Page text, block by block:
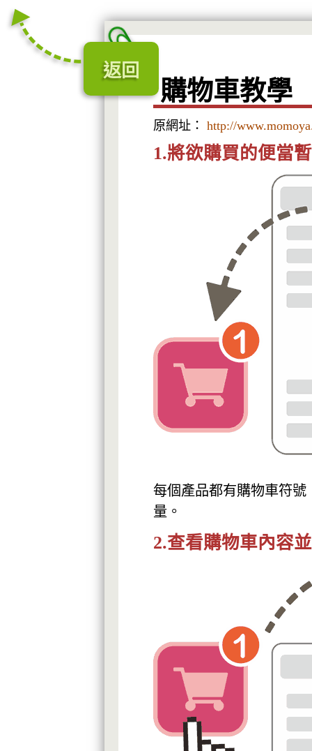
購物車教學
原網址： http://
1.將欲購買的便當
每個產品都有購物車符
量。
2.查看購物車內容
返回